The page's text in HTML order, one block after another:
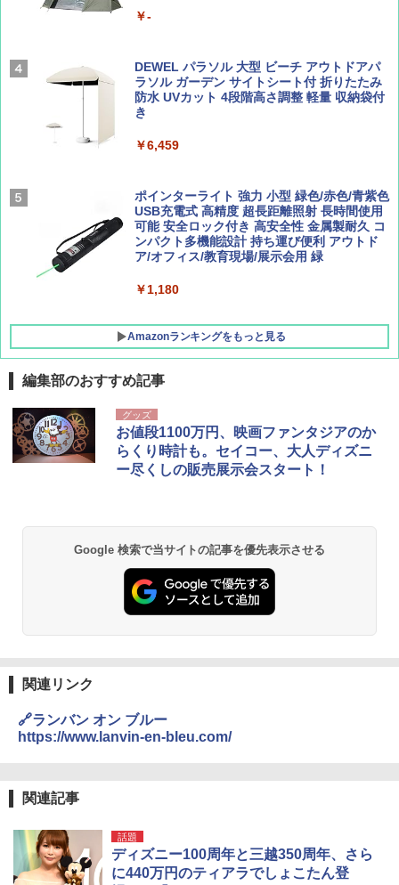
￥1,540
AIRLINE（エアライン）2026年9月号【特
集】ボーイング110周年を祝して！
￥1,760
パ
新しい日本地理 地図・統計・移動から読み
解く (講談社現代新書)
￥1,540
広げるだけ パッとサッとテント ブラックコ
ーティング フルクローズ メッシュ 3-4人用
簡単設置 ポップアップテント エクルベージ
ュ(BC仕様) PATC-150B(EB)
￥9,990
[キャンパーズコレクション 山善] 傘みたいに
広げるだけ パッとサッとテント キューブワ
イド ブラックコーティング フルクローズ メ
ッシュ 4人用 簡単設置 ポップアップテント P
ATCW-150B エクルベージュ
￥-
￥-
DEWEL パラソル 大型 ビーチ アウトドアパ
ラソル ガーデン サイトシート付 折りたたみ
防水 UVカット 4段階高さ調整 軽量 収納袋付
き
￥6,459
ポインターライト 強力 小型 緑色/赤色/青紫色
USB充電式 高精度 超長距離照射 長時間使用
可能 安全ロック付き 高安全性 金属製耐久 コ
ンパクト多機能設計 持ち運び便利 アウトド
ア/オフィス/教育現場/展示会用 緑
￥1,180
Amazonランキングをもっと見る
編集部のおすすめ記事
グッズ
お値段1100万円、映画ファンタジアのか
らくり時計も。セイコー、大人ディズニ
ー尽くしの販売展示会スタート！
Google 検索で当サイトの記事を優先表示させる
関連リンク
🔗ランバン オン ブルー
https://www.lanvin-en-bleu.com/
関連記事
話題
ディズニー100周年と三越350周年、さら
に440万円のティアラでしょこたん登